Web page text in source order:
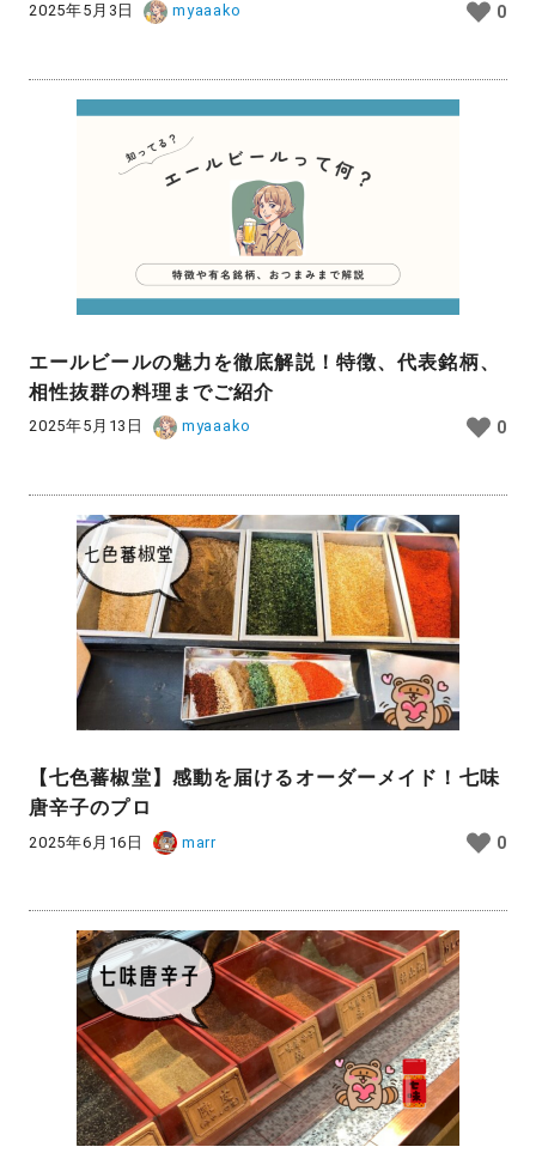
2025年5月3日 myaaako 0
エールビールの魅力を徹底解説！特徴、代表銘柄、
相性抜群の料理までご紹介
2025年5月13日 myaaako 0
【七色蕃椒堂】感動を届けるオーダーメイド！七味
唐辛子のプロ
2025年6月16日 marr 0